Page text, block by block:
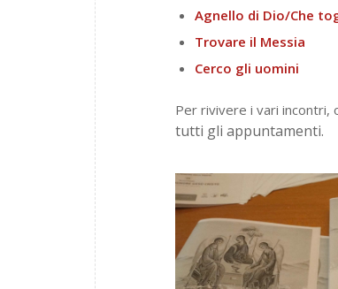
Agnello di Dio/Che
Trovare il Messia
Cerco gli uomini
Per rivivere i vari incontri,
tutti gli appuntamenti.